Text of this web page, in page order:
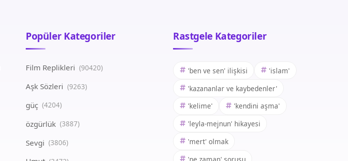
Popüler Kategoriler
Film Replikleri (90420)
Aşk Sözleri (9263)
güç (4204)
özgürlük (3887)
Sevgi (3806)
Rastgele Kategoriler
'ben ve sen' ilişkisi
'islam'
'kazananlar ve kaybedenler'
'kelime'
'kendini aşma'
'leyla-mejnun' hikayesi
'mert' olmak
'ne zaman' sorusu